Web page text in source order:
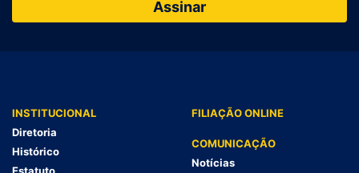
INSTITUCIONAL
Diretoria
Histórico
FILIAÇÃO ONLINE
COMUNICAÇÃO
Notícias